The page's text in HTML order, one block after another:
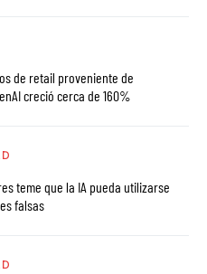
de retail proveniente de
creció cerca de 160%
teme que la IA pueda utilizarse
falsas